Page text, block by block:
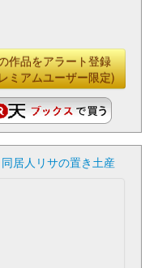
作品をアラート登録
ミアムユーザー限定)
居人リサの置き土産